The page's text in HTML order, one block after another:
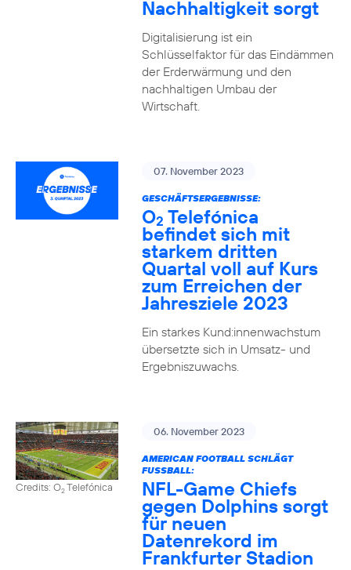
Nachhaltigkeit sorgt
Digitalisierung ist ein
Schlüsselfaktor für das Eindämmen
der Erderwärmung und den
nachhaltigen Umbau der
Wirtschaft.
07. November 2023
GESCHÄFTSERGEBNISSE:
O2 Telefónica
befindet sich mit
starkem dritten
Quartal voll auf Kurs
zum Erreichen der
Jahresziele 2023
Ein starkes Kund:innenwachstum
übersetzte sich in Umsatz- und
Ergebniszuwachs.
Credits: O2Telefónica
06. November 2023
AMERICAN FOOTBALL SCHLÄGT
FUSSBALL:
NFL-Game Chiefs
gegen Dolphins sorgt
für neuen
Datenrekord im
Frankfurter Stadion